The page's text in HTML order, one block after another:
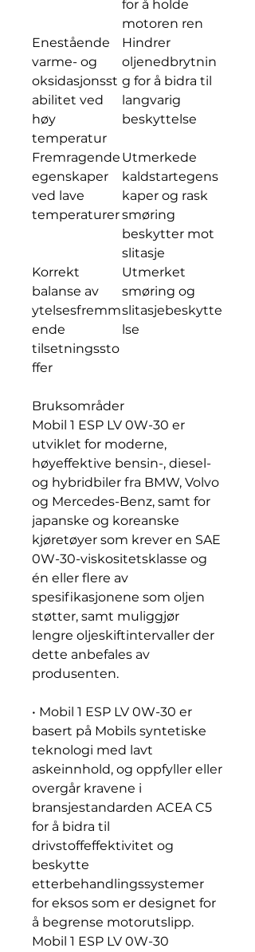
for å holde
motoren ren
Enestående
varme- og
oksidasjonsst
abilitet ved
høy
temperatur
Hindrer
oljenedbrytnin
g for å bidra til
langvarig
beskyttelse
Fremragende
egenskaper
ved lave
temperaturer
Utmerkede
kaldstartegens
kaper og rask
smøring
beskytter mot
slitasje
Korrekt
balanse av
ytelsesfremm
ende
tilsetningssto
ffer
Utmerket
smøring og
slitasjebeskytte
lse
Bruksområder
Mobil 1 ESP LV 0W-30 er
utviklet for moderne,
høyeffektive bensin-, diesel-
og hybridbiler fra BMW, Volvo
og Mercedes-Benz, samt for
japanske og koreanske
kjøretøyer som krever en SAE
0W-30-viskositetsklasse og
én eller flere av
spesifikasjonene som oljen
støtter, samt muliggjør
lengre oljeskiftintervaller der
dette anbefales av
produsenten.
• Mobil 1 ESP LV 0W-30 er
basert på Mobils syntetiske
teknologi med lavt
askeinnhold, og oppfyller eller
overgår kravene i
bransjestandarden ACEA C5
for å bidra til
drivstoffeffektivitet og
beskytte
etterbehandlingssystemer
for eksos som er designet for
å begrense motorutslipp.
Mobil 1 ESP LV 0W-30